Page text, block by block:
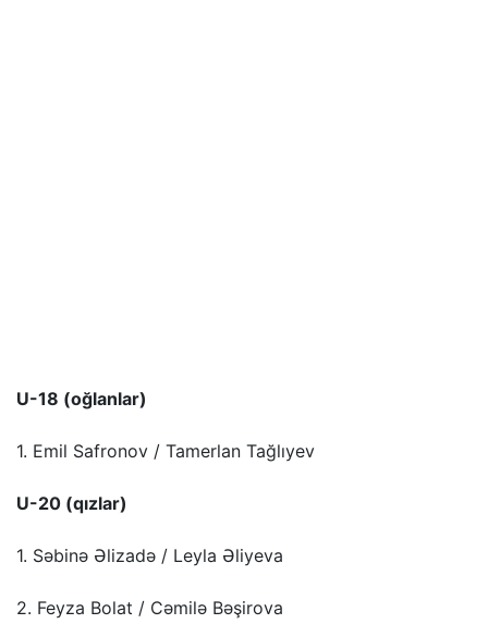
U-18 (oğlanlar)
1. Emil Safronov / Tamerlan Tağlıyev
U-20 (qızlar)
1. Səbinə Əlizadə / Leyla Əliyeva
2. Feyza Bolat / Cəmilə Bəşirova